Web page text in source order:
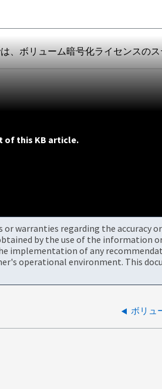
は、ボリューム暗号化ライセンスの
of this KB article.
or warranties regarding the
by the use of the information
implementation of any
operational environment. This